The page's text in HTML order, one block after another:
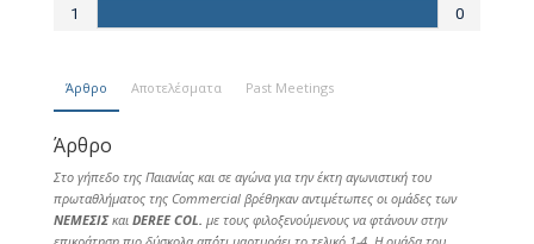
1 0
Άρθρο Αποτελέσματα Past Meetings
Άρθρο
Στο γήπεδο της Παιανίας και σε αγώνα για την έκτη αγωνιστική του
πρωταθλήματος της Commercial βρέθηκαν αντιμέτωπες οι ομάδες των
ΝΕΜΕΣΙΣκαι DEREE COL. με τους φιλοξενούμενους να φτάνουν στην
επικράτηση πιο δύσκολα απ΄ότι μαρτυράει το τελικό 1-4. H ομάδα του